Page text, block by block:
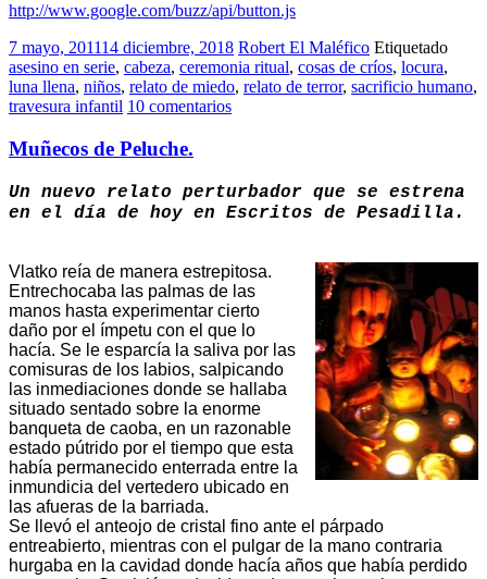
http://www.google.com/buzz/api/button.js
7 mayo, 201114 diciembre, 2018 Robert El Maléfico Etiquetado
asesino en serie, cabeza, ceremonia ritual, cosas de críos, locura,
luna llena, niños, relato de miedo, relato de terror, sacrificio humano,
travesura infantil 10 comentarios
Muñecos de Peluche.
Un nuevo relato perturbador que se estrena
en el día de hoy en Escritos de Pesadilla.
Vlatko reía de manera estrepitosa.
Entrechocaba las palmas de las
manos hasta experimentar cierto
daño por el ímpetu con el que lo
hacía. Se le esparcía la saliva por las
comisuras de los labios, salpicando
las inmediaciones donde se hallaba
situado sentado sobre la enorme
banqueta de caoba, en un razonable
estado pútrido por el tiempo que esta
había permanecido enterrada entre la
inmundicia del vertedero ubicado en
las afueras de la barriada.
Se llevó el anteojo de cristal fino ante el párpado
entreabierto, mientras con el pulgar de la mano contraria
hurgaba en la cavidad donde hacía años que había perdido